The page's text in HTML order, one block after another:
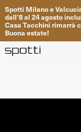
Spotti Milanoe
dall'8al 24agosto
Casa Tacchini rimarrà
Buona estate!
Progetti